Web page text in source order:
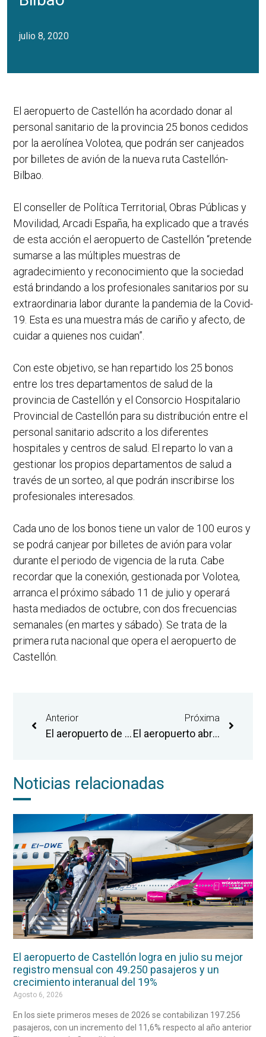
julio 8, 2020
El aeropuerto de Castellón ha acordado donar al
personal sanitario de la provincia 25 bonos cedidos
por la aerolínea Volotea, que podrán ser canjeados
por billetes de avión de la nueva ruta Castellón-
Bilbao.
El conseller de Política Territorial, Obras Públicas y
Movilidad, Arcadi España, ha explicado que a través
de esta acción el aeropuerto de Castellón “pretende
sumarse a las múltiples muestras de
agradecimiento y reconocimiento que la sociedad
está brindando a los profesionales sanitarios por su
extraordinaria labor durante la pandemia de la Covid-
19. Esta es una muestra más de cariño y afecto, de
cuidar a quienes nos cuidan”.
Con este objetivo, se han repartido los 25 bonos
entre los tres departamentos de salud de la
provincia de Castellón y el Consorcio Hospitalario
Provincial de Castellón para su distribución entre el
personal sanitario adscrito a los diferentes
hospitales y centros de salud. El reparto lo van a
gestionar los propios departamentos de salud a
través de un sorteo, al que podrán inscribirse los
profesionales interesados.
Cada uno de los bonos tiene un valor de 100 euros y
se podrá canjear por billetes de avión para volar
durante el periodo de vigencia de la ruta. Cabe
recordar que la conexión, gestionada por Volotea,
arranca el próximo sábado 11 de julio y operará
hasta mediados de octubre, con dos frecuencias
semanales (en martes y sábado). Se trata de la
primera ruta nacional que opera el aeropuerto de
Castellón.
Anterior
El aeropuerto de Castellón estrena una nueva ruta a Viena con dos frecuencias semanales
Próxima
El aeropuerto abre su primera conexión nacional con la puesta en marcha de la nueva ruta a Bilbao
Noticias relacionadas
El aeropuerto de Castellón logra en julio su mejor
registro mensual con 49.250 pasajeros y un
crecimiento interanual del 19%
Agosto 6, 2026
En los siete primeros meses de 2026 se contabilizan 197.256
pasajeros, con un incremento del 11,6% respecto al año anterior